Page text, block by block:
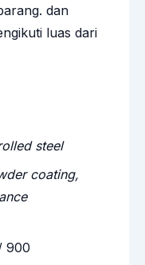
dan
luas dari
steel
coating,
900